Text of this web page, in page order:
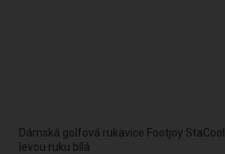
Dámská golfová rukavice Footjoy
levou ruku bílá